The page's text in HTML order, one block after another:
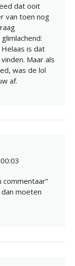
dat ooit
van toen nog
Helaas is dat
Maar als
was de lol
af.
commentaar”
moeten